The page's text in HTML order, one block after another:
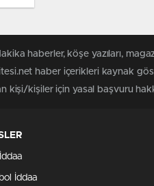
haberler, köşe yazıları,
haber içerikleri kaynak
kişi/kişiler için yasal başvuru
İddaa